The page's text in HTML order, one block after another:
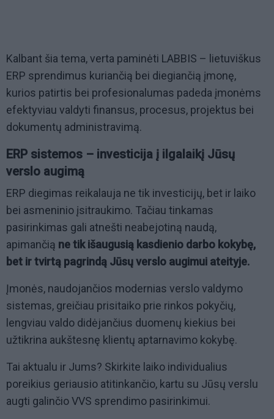
Kalbant šia tema, verta paminėti LABBIS – lietuviškus
ERP sprendimus kuriančią bei diegiančią įmonę,
kurios patirtis bei profesionalumas padeda įmonėms
efektyviau valdyti finansus, procesus, projektus bei
dokumentų administravimą.
ERP sistemos – investicija į ilgalaikį Jūsų
verslo augimą
ERP diegimas reikalauja ne tik investicijų, bet ir laiko
bei asmeninio įsitraukimo. Tačiau tinkamas
pasirinkimas gali atnešti neabejotiną naudą,
apimančią ne tik išaugusią kasdienio darbo kokybę,
bet ir tvirtą pagrindą Jūsų verslo augimui ateityje.
Įmonės, naudojančios modernias verslo valdymo
sistemas, greičiau prisitaiko prie rinkos pokyčių,
lengviau valdo didėjančius duomenų kiekius bei
užtikrina aukštesnę klientų aptarnavimo kokybę.
Tai aktualu ir Jums? Skirkite laiko individualius
poreikius geriausio atitinkančio, kartu su Jūsų verslu
augti galinčio VVS sprendimo pasirinkimui.